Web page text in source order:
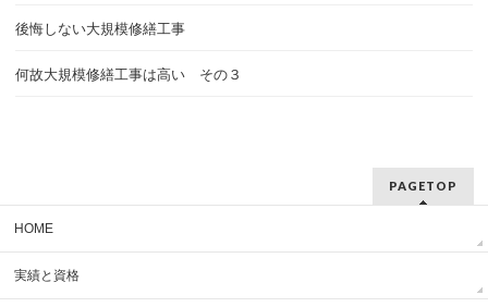
後悔しない大規模修繕工事
何故大規模修繕工事は高い その３
PAGETOP
HOME
実績と資格